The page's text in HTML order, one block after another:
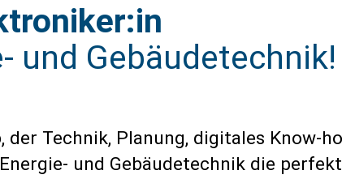
und Gebäudetechnik!
der Technik, Planung, digitales Know-
und Gebäudetechnik die